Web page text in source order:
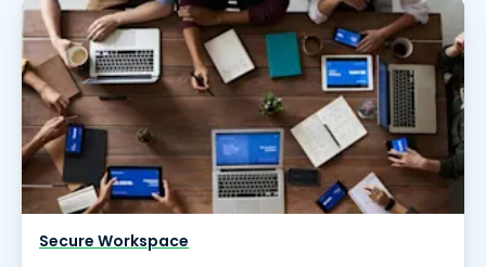
Secure Workspace